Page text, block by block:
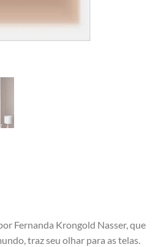
Fernanda Krongold Nasser, que
traz seu olhar para as telas.